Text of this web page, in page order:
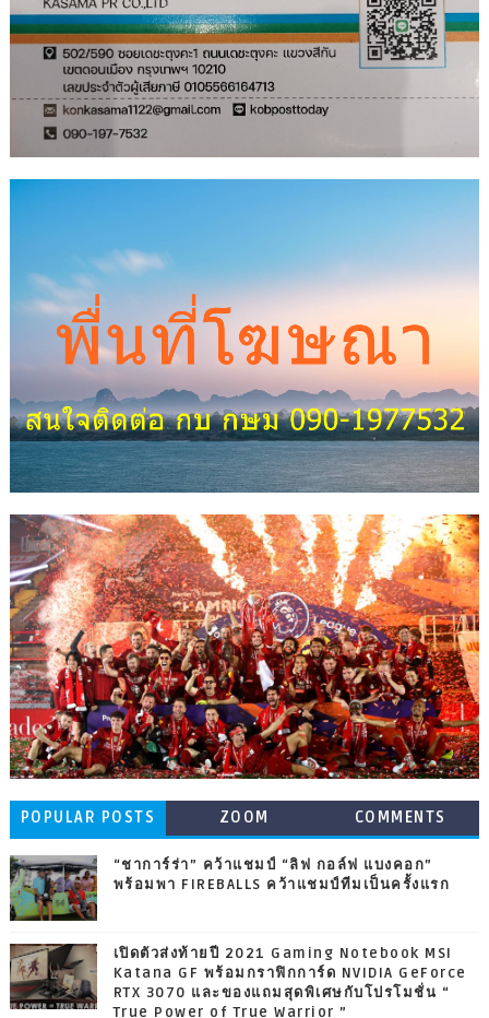
POPULAR POSTS ZOOM COMMENTS
“ชาการ์ร่า” คว้าแชมป์ “ลิฟ กอล์ฟ แบงคอก”
พร้อมพา FIREBALLS คว้าแชมป์ทีมเป็นครั้งแรก
เปิดตัวส่งท้ายปี 2021 Gaming Notebook MSI
Katana GF พร้อมกราฟิกการ์ด NVIDIA GeForce
RTX 3070 และของแถมสุดพิเศษกับโปรโมชั่น “
True Power of True Warrior ”